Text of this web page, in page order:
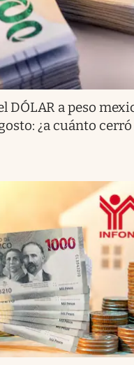
DÓLAR a peso
¿a cuánto